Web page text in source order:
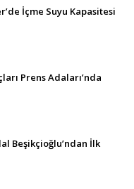
İçme Suyu Kapasitesi
Prens Adaları’nda
Beşikçioğlu’ndan İlk